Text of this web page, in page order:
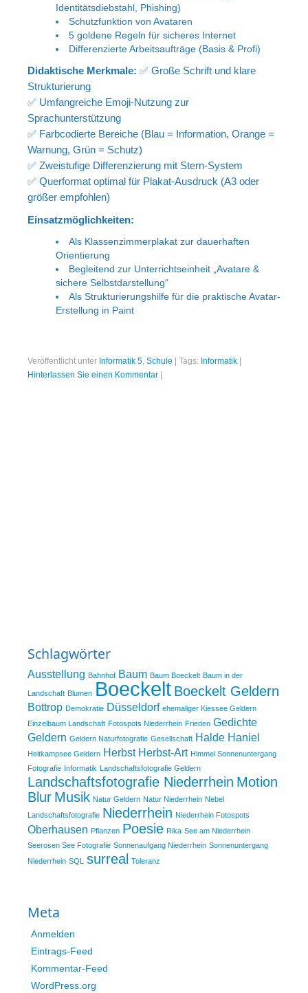
Identitätsdiebstahl, Phishing)
Schutzfunktion von Avataren
5 goldene Regeln für sicheres Internet
Differenzierte Arbeitsaufträge (Basis & Profi)
Didaktische Merkmale: ✅ Große Schrift und klare
Strukturierung
✅ Umfangreiche Emoji-Nutzung zur
Sprachunterstützung
✅ Farbcodierte Bereiche (Blau = Information, Orange =
Warnung, Grün = Schutz)
✅ Zweistufige Differenzierung mit Stern-System
✅ Querformat optimal für Plakat-Ausdruck (A3 oder
größer empfohlen)
Einsatzmöglichkeiten:
Als Klassenzimmerplakat zur dauerhaften
Orientierung
Begleitend zur Unterrichtseinheit „Avatare &
sichere Selbstdarstellung“
Als Strukturierungshilfe für die praktische Avatar-
Erstellung in Paint
Veröffentlicht unter Informatik 5, Schule Tags: Informatik
Hinterlassen Sie einen Kommentar
Schlagwörter
Ausstellung Bahnhof Baum Baum Boeckelt Baum in der
Landschaft Blumen Boeckelt Boeckelt Geldern
Bottrop Demokratie Düsseldorf ehemaliger Kiessee Geldern
Einzelbaum Landschaft Fotospots Niederrhein Frieden Gedichte
Geldern Geldern Naturfotografie Gesellschaft Halde Haniel
Heitkampsee Geldern Herbst Herbst-Art Himmel Sonnenuntergang
Fotografie Informatik Landschaftsfotografie Geldern
Landschaftsfotografie Niederrhein Motion
Blur Musik Natur Geldern Natur Niederrhein Nebel
Landschaftsfotografie Niederrhein Niederrhein Fotospots
Oberhausen Pflanzen Poesie Rika See am Niederrhein
Seerosen See Fotografie Sonnenaufgang Niederrhein Sonnenuntergang
Niederrhein SQL surreal Toleranz
Meta
Anmelden
Eintrags-Feed
Kommentar-Feed
WordPress.org